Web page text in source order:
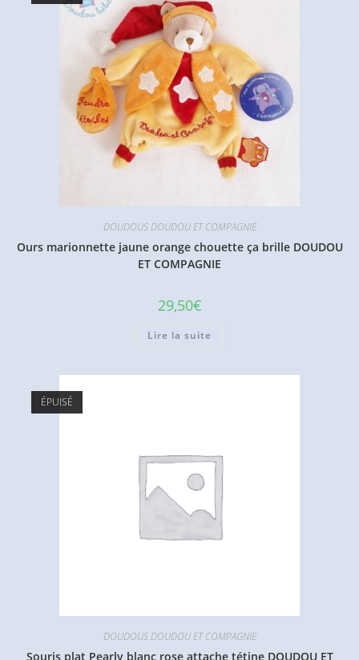
DOUDOUS DOUDOU ET COMPAGNIE
Ours marionnette jaune orange chouette ça brille DOUDOU
ET COMPAGNIE
29,50€
Lire la suite
ÉPUISÉ
DOUDOUS DOUDOU ET COMPAGNIE
Souris plat Pearly blanc rose attache tétine DOUDOU ET